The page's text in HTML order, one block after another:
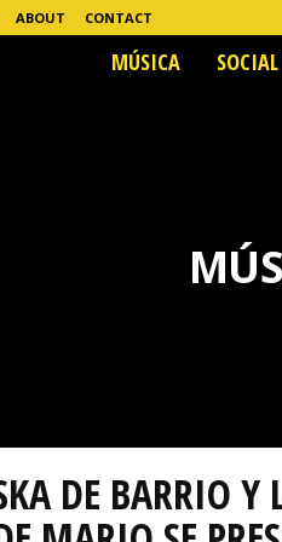
ABOUT
CONTACT
MÚSICA SOCIAL
DE BARRIO Y